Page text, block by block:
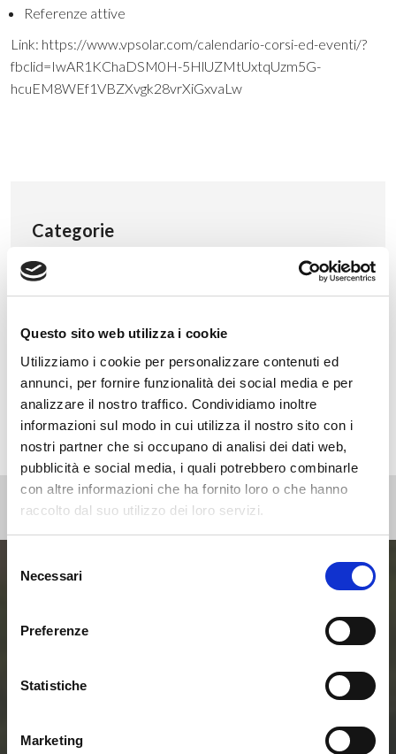
Questo sito web utilizza i cookie
Utilizziamo i cookie per personalizzare contenuti ed
annunci, per fornire funzionalità dei social media e per
analizzare il nostro traffico. Condividiamo inoltre
informazioni sul modo in cui utilizza il nostro sito con i
nostri partner che si occupano di analisi dei dati web,
pubblicità e social media, i quali potrebbero combinarle
con altre informazioni che ha fornito loro o che hanno
raccolto dal suo utilizzo dei loro servizi.
delNecessari
Preferenze
Statistiche
Marketing
Referenze attive
Link: https://www.vpsolar.com/calendario-corsi-ed-eventi/?
fbclid=IwAR1KChaDSM0H-5HlUZMtUxtqUzm5G-
hcuEM8WEf1VBZXvgk28vrXiGxvaLw
Categorie
Non categorizzato
Press
Webinar
delle Comunità
Energetiche